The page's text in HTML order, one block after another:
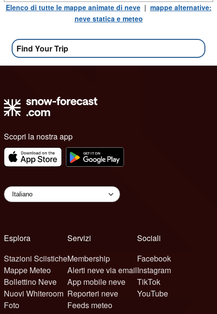
Elenco di tutte le mappe animate di neve| mappe alternative:
neve statica e meteo
Find Your Trip
Scopri la nostra app
Esplora
Stazioni Sciistiche
Mappe Meteo
Bollettino Neve
Nuovi Whiteroom
Foto
Servizi
Membership
Alerti neve via email
App mobile neve
Reporteri neve
Feeds meteo
Sociali
Facebook
Instagram
TikTok
YouTube